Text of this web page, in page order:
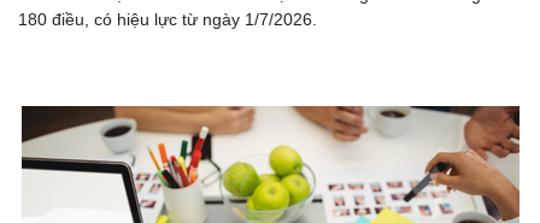
180 điều, có hiệu lực từ ngày 1/7/2026.